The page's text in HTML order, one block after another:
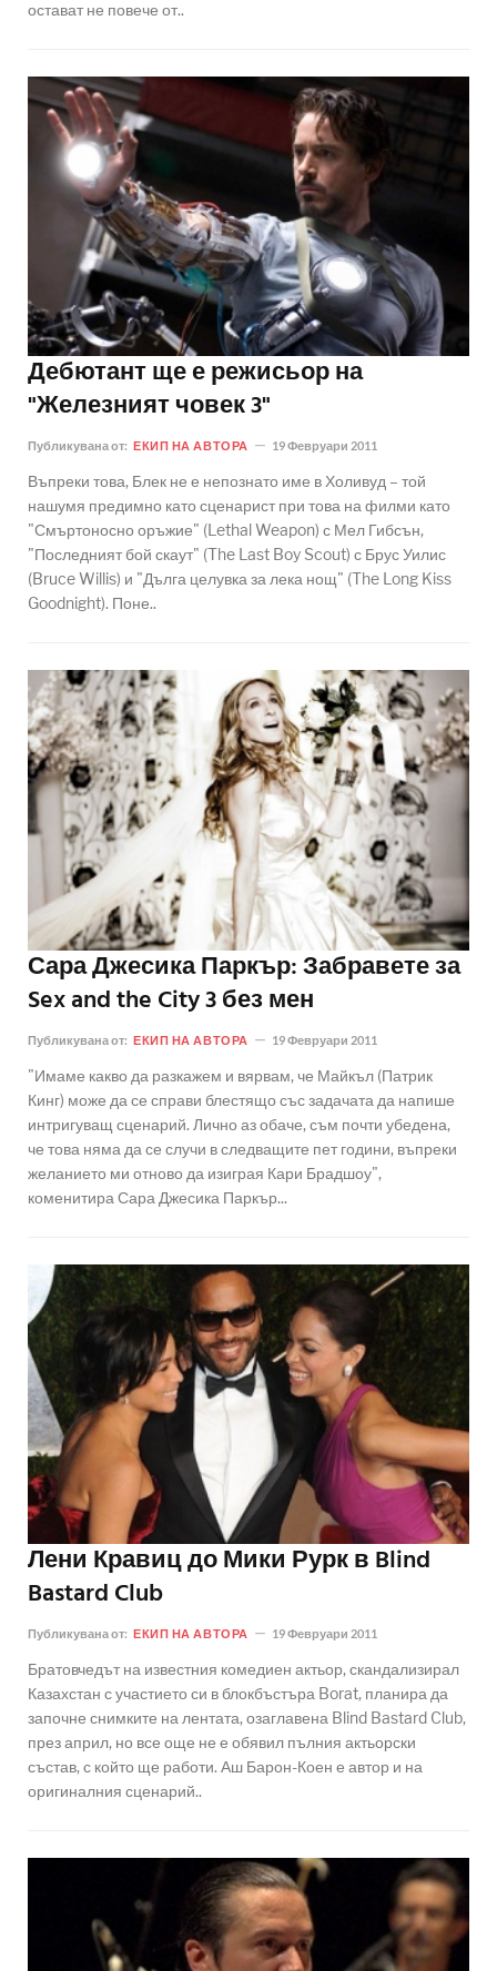
остават не повече от..
Дебютант ще е режисьор на
"Железният човек 3"
Публикувана от: ЕКИП НА АВТОРА 19 Февруари 2011
Въпреки това, Блек не е непознато име в Холивуд – той
нашумя предимно като сценарист при това на филми като
"Смъртоносно оръжие" (Lethal Weapon) с Мел Гибсън,
"Последният бой скаут" (The Last Boy Scout) с Брус Уилис
(Bruce Willis) и "Дълга целувка за лека нощ" (The Long Kiss
Goodnight). Поне..
Сара Джесика Паркър: Забравете за
Sex and the City 3 без мен
Публикувана от: ЕКИП НА АВТОРА 19 Февруари 2011
"Имаме какво да разкажем и вярвам, че Майкъл (Патрик
Кинг) може да се справи блестящо със задачата да напише
интригуващ сценарий. Лично аз обаче, съм почти убедена,
че това няма да се случи в следващите пет години, въпреки
желанието ми отново да изиграя Кари Брадшоу",
коменитира Сара Джесика Паркър...
Лени Кравиц до Мики Рурк в Blind
Bastard Club
Публикувана от: ЕКИП НА АВТОРА 19 Февруари 2011
Братовчедът на известния комедиен актьор, скандализирал
Казахстан с участието си в блокбъстъра Borat, планира да
започне снимките на лентата, озаглавена Blind Bastard Club,
през април, но все още не е обявил пълния актьорски
състав, с който ще работи. Аш Барон-Коен е автор и на
оригиналния сценарий..